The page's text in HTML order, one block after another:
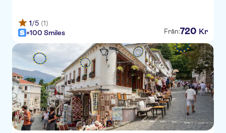
Hotel Vila e Arte
Hotel Colosseo Tirana
Hotel Arber
Hotel Baron
Hotel Niku
3A Hotel
1/5 (1)
+100 Smiles
Från:720 Kr